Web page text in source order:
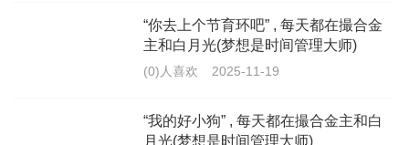
“你去上个节育环吧” , 每天都在撮合金
主和白月光(梦想是时间管理大师)
(0)人喜欢 2025-11-19
“我的好小狗” , 每天都在撮合金主和白
月光(梦想是时间管理大师)